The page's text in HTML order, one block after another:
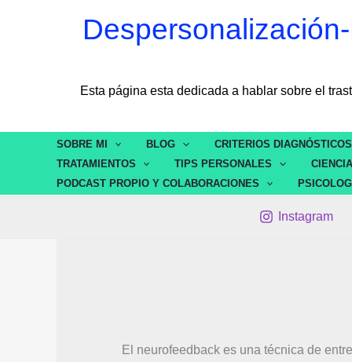
Esta página esta dedicada a hablar sobre el
SOBRE MI BLOG CRITERIOS DIAGNÓSTICOS
TRATAMIENTOS
TIPS PERSONALES CIENCIA
PODCAST PROPIO Y COLABORACIONES
Instagram
El neurofeedback es una técnica de